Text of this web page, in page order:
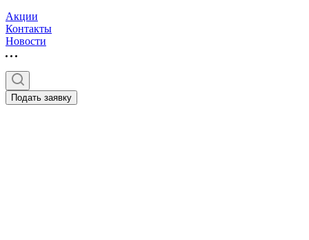
Акции
Контакты
Новости
Подать заявку